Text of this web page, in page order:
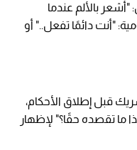
بالألم عندما
"أنت دائمًا تفعل.." أو
قبل إطلاق الأحكام،
تقصده حقًا؟" لإظهار